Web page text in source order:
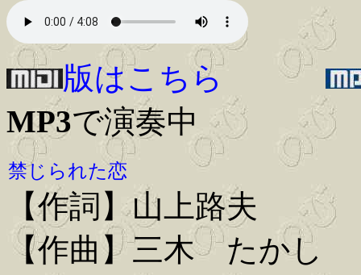
版はこちら
MP3で演奏中
禁じられた恋
【作詞】山上路夫
【作曲】三木 たかし